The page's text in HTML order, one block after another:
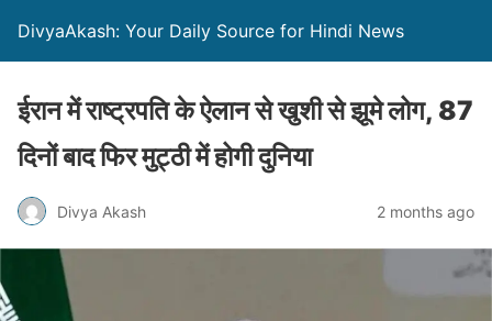
DivyaAkash: Your Daily Source for Hindi News
ईरान में राष्ट्रपति के ऐलान से खुशी से झूमे लोग, 87
दिनों बाद फिर मुट्ठी में होगी दुनिया
Divya Akash 2 months ago